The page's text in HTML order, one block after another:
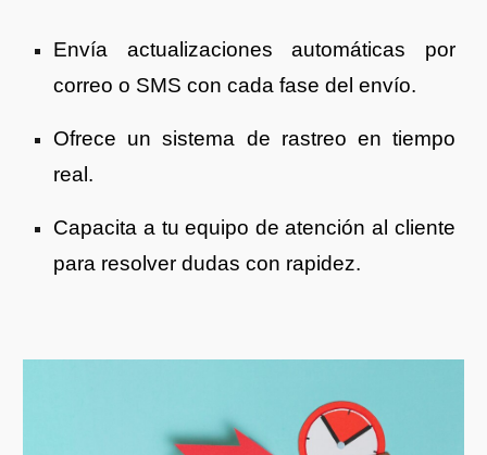
Envía actualizaciones automáticas por
correo o SMS con cada fase del envío.
Ofrece un sistema de rastreo en tiempo
real.
Capacita a tu equipo de atención al cliente
para resolver dudas con rapidez.